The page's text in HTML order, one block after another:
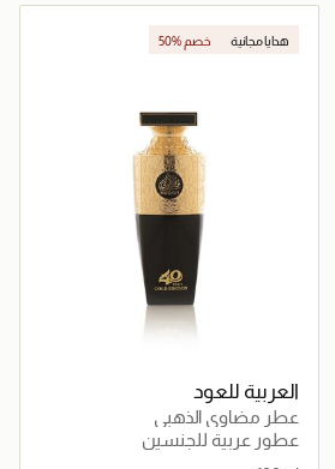
هدايا مجانية 50% خصم
العربية للعود
عطر مضاوي الذهبي
عطور عربية للجنسين